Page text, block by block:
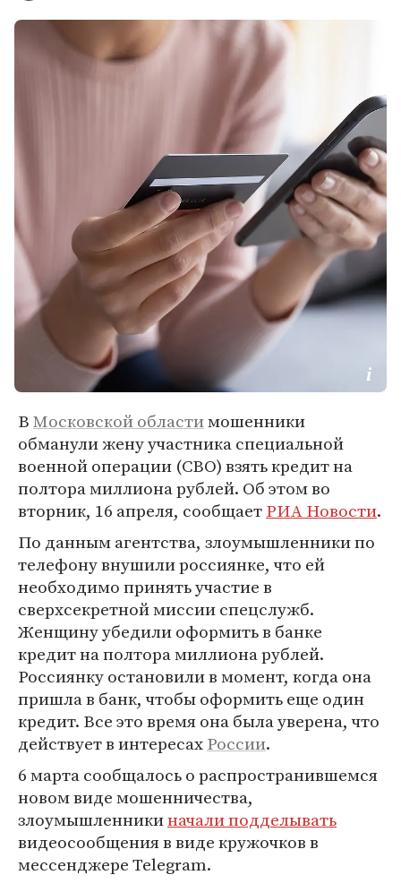
ВМосковской областимошенники
обманули жену участника специальной
военной операции (СВО) взять кредит на
полтора миллиона рублей. Об этом во
вторник, 16 апреля, сообщаетРИА Новости.
По данным агентства, злоумышленники по
телефону внушили россиянке, что ей
необходимо принять участие в
сверхсекретной миссии спецслужб.
Женщину убедили оформить в банке
кредит на полтора миллиона рублей.
Россиянку остановили в момент, когда она
пришла в банк, чтобы оформить еще один
кредит. Все это время она была уверена, что
действует в интересахРоссии.
6 марта сообщалось о распространившемся
новом виде мошенничества,
злоумышленникиначали подделывать
видеосообщения в виде кружочков в
мессенджере Telegram.